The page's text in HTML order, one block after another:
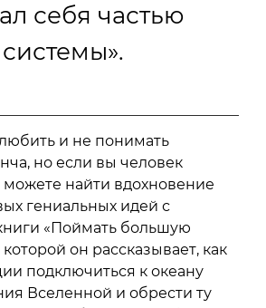
себя частью
системы».
и не понимать
но если вы человек
можете найти вдохновение
гениальных идей с
«Поймать большую
он рассказывает, как
подключиться к океану
Вселенной и обрести ту